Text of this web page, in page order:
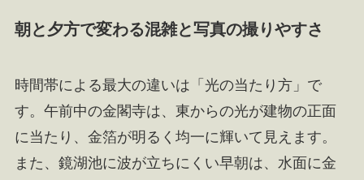
朝と夕方で変わる混雑と写真の撮りやすさ
時間帯による最大の違いは「光の当たり方」で
す。午前中の金閣寺は、東からの光が建物の正面
に当たり、金箔が明るく均一に輝いて見えます。
また、鏡湖池に波が立ちにくい早朝は、水面に金